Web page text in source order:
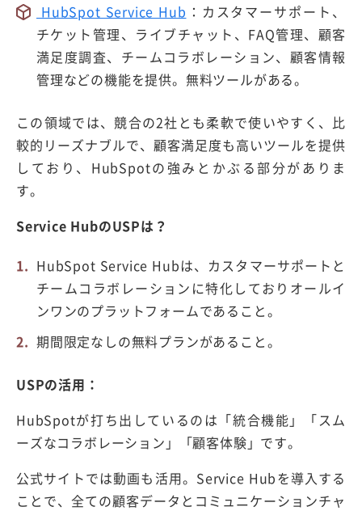
HubSpot Service Hub ：カスタマーサポート、
チケット管理、ライブチャット、FAQ管理、顧客
満足度調査、チームコラボレーション、顧客情報
管理などの機能を提供。無料ツールがある。
この領域では、競合の2社とも柔軟で使いやすく、比
較的リーズナブルで、顧客満足度も高いツールを提供
しており、HubSpotの強みとかぶる部分がありま
す。
Service HubのUSPは？
HubSpot Service Hubは、カスタマーサポートと
チームコラボレーションに特化しておりオールイ
ンワンのプラットフォームであること。
期間限定なしの無料プランがあること。
USPの活用：
HubSpotが打ち出しているのは「統合機能」「スム
ーズなコラボレーション」「顧客体験」です。
公式サイトでは動画も活用。Service Hubを導入する
ことで、全ての顧客データとコミュニケーションチャ